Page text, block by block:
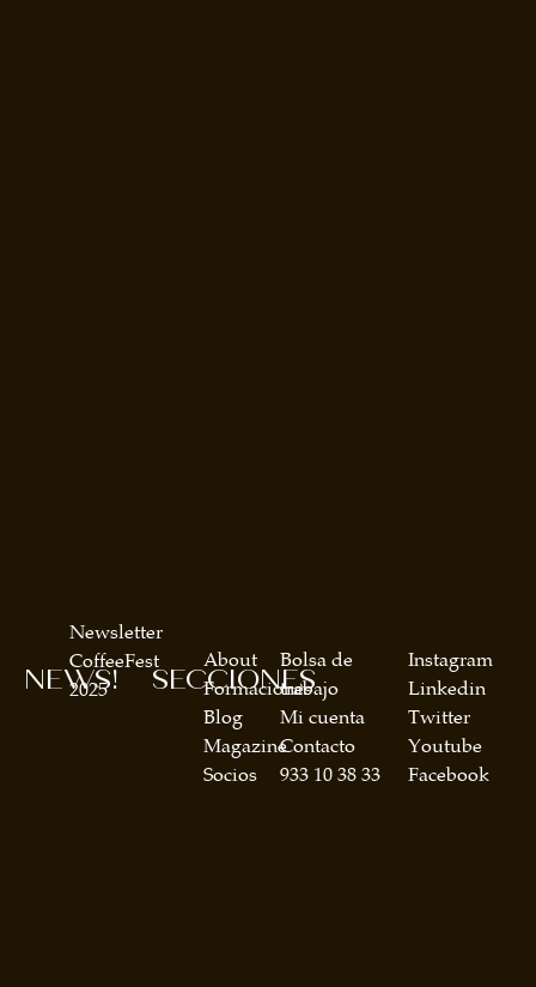
SECCIONES
About
Formaciones
Blog
Magazine
Socios
Bolsa de
trabajo
Mi cuenta
Contacto
933 10 38 33
NEWS!
Newsletter
CoffeeFest
2025
Instagram
Linkedin
Twitter
Youtube
Facebook